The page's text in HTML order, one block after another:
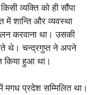
व्यक्ति को ही सौंपा
में शान्ति और व्यवस्था
करवाना था। उसकी
थे। चन्द्रगुप्त ने अपने
किया हुआ था।
मगध प्रदेश सम्मिलित था।